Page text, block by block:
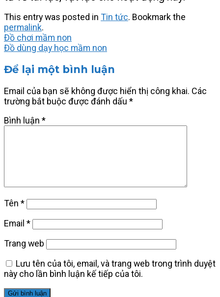
This entry was posted in Tin tức. Bookmark the
permalink.
Đồ chơi mầm non
Đồ dùng dạy học mầm non
Để lại một bình luận
Email của bạn sẽ không được hiển thị công khai. Các
trường bắt buộc được đánh dấu *
Bình luận *
Tên *
Email *
Trang web
Lưu tên của tôi, email, và trang web trong trình duyệt
này cho lần bình luận kế tiếp của tôi.